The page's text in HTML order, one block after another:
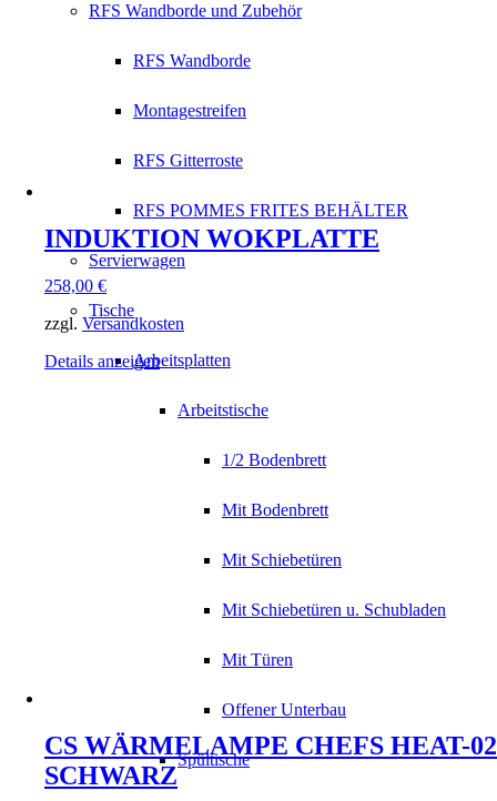
RFS Wandborde und Zubehör
RFS Wandborde
Montagestreifen
RFS Gitterroste
RFS POMMES FRITES BEHÄLTER
Servierwagen
Tische
Arbeitsplatten
Arbeitstische
1/2 Bodenbrett
Mit Bodenbrett
Mit Schiebetüren
Mit Schiebetüren u. Schubladen
Mit Türen
Offener Unterbau
Spültische
INDUKTION WOKPLATTE
258,00 €
zzgl. Versandkosten
Details anzeigen
CS WÄRMELAMPE CHEFS HEAT-02
SCHWARZ